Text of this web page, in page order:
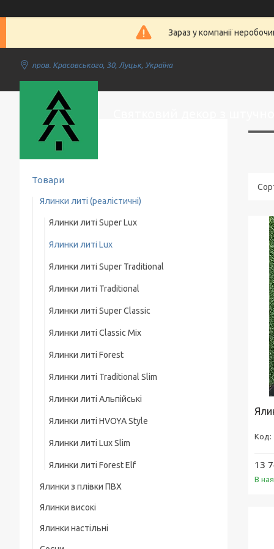
Зараз у компанії
пров. Красовського, 30, Луцьк, Україна
13
В
Товари
Ялинки литі (реалістичні)
Ялинки литі Super Lux
Ялинки литі Lux
Ялинки литі Super Traditional
Ялинки литі Traditional
Ялинки литі Super Classic
Ялинки литі Classic Mix
Ялинки литі Forest
Ялинки литі Traditional Slim
Ялинки литі Альпійські
Ялинки литі HVOYA Style
Ялинки литі Lux Slim
Ялинки литі Forest Elf
Ялинки з плівки ПВХ
Ялинки Lux з плівки
Ялинки Classic з плівки
Ялинки високі
Ялинки високі конусні
Ялинки настільні